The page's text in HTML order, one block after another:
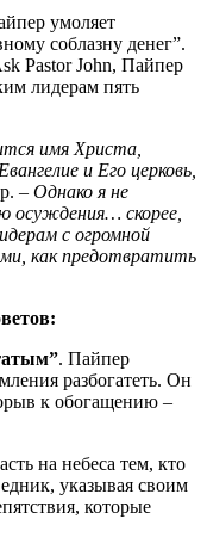
умоляет
соблазну денег”.
Pastor John, Пайпер
лидерам пять
имя Христа,
и Его церковь,
– Однако я не
осуждения… скорее,
с огромной
как предотвратить
. Пайпер
разбогатеть. Он
к обогащению –
на небеса тем, кто
указывая своим
которые